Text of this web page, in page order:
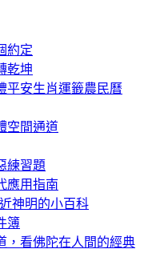
約定
乾坤
平安生肖運籤農民曆
空間通道
練習題
應用指南
神明的小百科
簿
，看佛陀在人間的經典